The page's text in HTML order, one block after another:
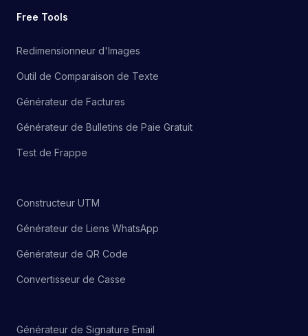
Free Tools
Redimensionneur d'Images
Outil de Comparaison de Texte
Générateur de Factures
Générateur de Bulletins de Paie Gratuit
Test de Frappe
Constructeur UTM
Générateur de Liens WhatsApp
Générateur de QR Code
Convertisseur de Casse
Générateur de Signature Email